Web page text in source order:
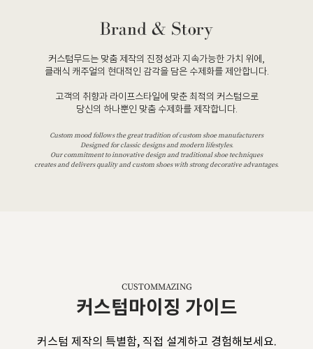
커스텀무드는 맞춤 제작의 진정성과 지속가능한 가치 위에,
클래식 캐주얼의 현대적인 감각을 담은 수제화를 제안합니다.
고객의 취향과 라이프스타일에 맞춘 최적의 커스텀으로
당신의 하나뿐인 맞춤 수제화를 제작합니다.
Custom mood follows the great tradition of custom shoe manufacturers
Designed for classic designs and modern lifestyles.
Our commitment to innovative design and traditional shoe techniques
creates and delivers quality and custom shoes with strong decorative advantages.
CUSTOMMAZING
커스텀마이징 가이드
커스텀 제작의 특별함, 직접 설계하고 경험해보세요.